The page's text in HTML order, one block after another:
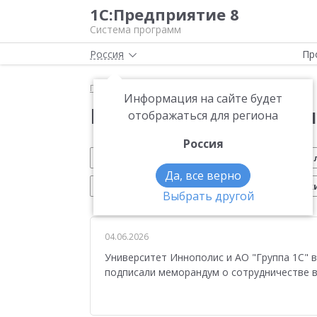
1С:Предприятие 8
Система программ
Россия
Информация на сайте будет
отображаться для региона
Россия
Да, все верно
Выбрать другой
Главная
Новости
Электронный документооборот
CRM Управление производством ИТС
Платформа 1С:Предприятие 8
Учебные курсы 1С Эквайринг
04.06.2026
Университет Иннополис и АО "Группа 1С"
подписали меморандум о